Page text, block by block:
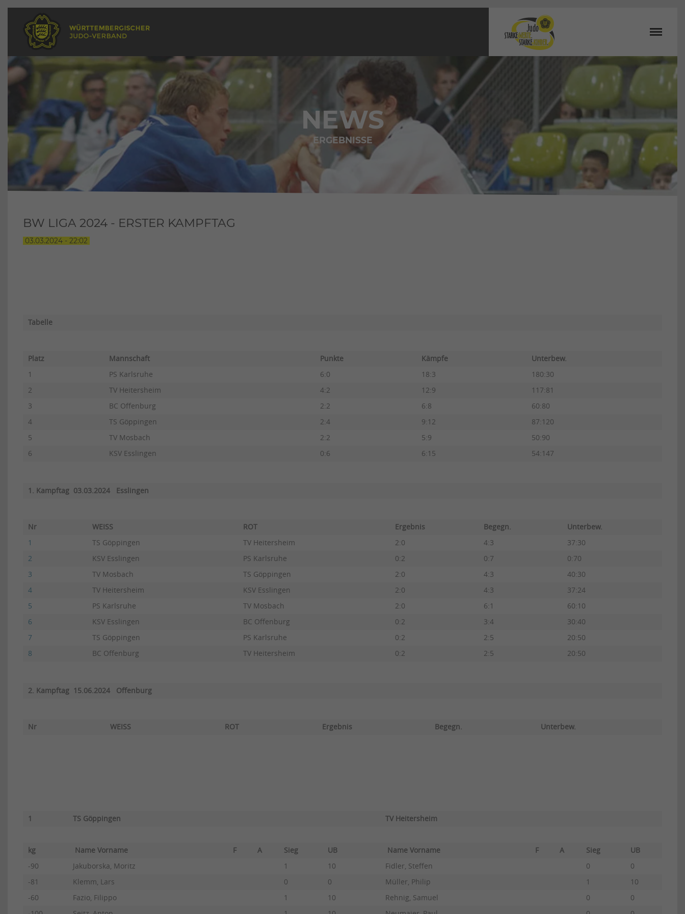
NEWS
ERGEBNISSE
BW LIGA 2024 - ERSTER KAMPFTAG
03.03.2024 - 22:02
Tabelle
Platz Mannschaft Punkte Kämpfe
Unterbew.
1
PS Karlsruhe 6:0 18:3
180:30
2
TV Heitersheim 4:2 12:9
117:81
3
BC Offenburg 2:2 6:8
60:80
4
TS Göppingen 2:4 9:12
87:120
5
TV Mosbach 2:2 5:9
50:90
6
KSV Esslingen 0:6 6:15 54:147
1. Kampftag 03.03.2024 Esslingen
Nr WEISS ROT Ergebnis Begegn.
Unterbew.
1
TS Göppingen TV Heitersheim 2:0 4:3
37:30
2
KSV Esslingen PS Karlsruhe 0:2 0:7
0:70
3
TV Mosbach TS Göppingen 2:0 4:3
40:30
4
TV Heitersheim KSV Esslingen 2:0 4:3
37:24
5
PS Karlsruhe TV Mosbach 2:0 6:1
60:10
6
KSV Esslingen BC Offenburg 0:2 3:4
30:40
7
TS Göppingen PS Karlsruhe 0:2 2:5
20:50
8
BC Offenburg TV Heitersheim 0:2 2:5 20:50
2. Kampftag 15.06.2024 Offenburg
Nr WEISS ROT Ergebnis Begegn. Unterbew.
1 TS Göppingen TV Heitersheim
kg Name Vorname F A Sieg UB Name Vorname F A Sieg
UB
-90
Jakuborska, Moritz 1 10 Fidler, Steffen 0
0
-81
Klemm, Lars 0 0 Müller, Philip 1
10
-60
Fazio, Filippo 1 10 Rehnig, Samuel 0
0